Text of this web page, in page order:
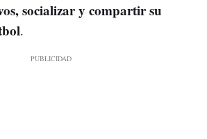
socializar y compartir su
.